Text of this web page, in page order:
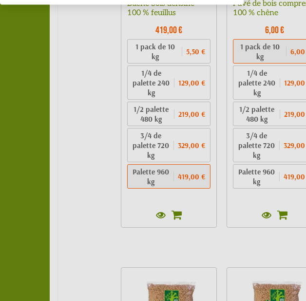
Bûche bois densifié -
100 % feuillus
419,00 €
1 pack de 10
kg
5,50 €
1/4 de
palette 240
kg
129,00 €
1/2 palette
480 kg
219,00 €
3/4 de
palette 720
kg
329,00 €
Palette 960
kg
419,00 €
Pavé de bois
100 % chêne
6,00 €
1 pack de 10
kg
1/4 de
palette 240
kg
1/2 palette
480 kg
3/4 de
palette 720
kg
Palette 960
kg